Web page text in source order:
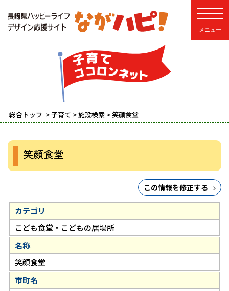
総合トップ >子育て >施設検索 > 笑顔食堂
笑顔食堂
この情報を修正する
カテゴリ
こども食堂・こどもの居場所
名称
笑顔食堂
市町名